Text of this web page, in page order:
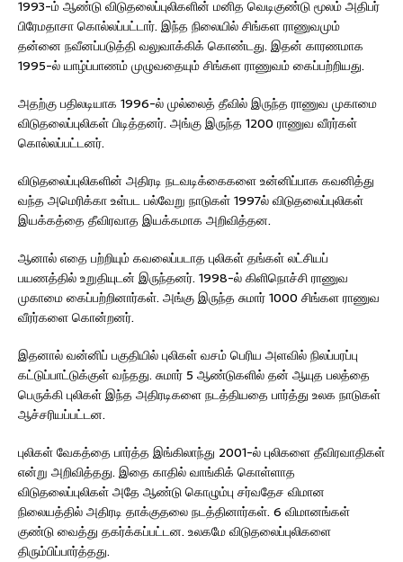
1993-ம் ஆண்டு விடுதலைப்புலிகளின் மனித வெடிகுண்டு மூலம் அதிபர்
பிரேமதாசா கொல்லப்பட்டார். இந்த நிலையில் சிங்கள ராணுவமும்
தன்னை நவீனப்படுத்தி வலுவாக்கிக் கொண்டது. இதன் காரணமாக
1995-ல் யாழ்ப்பாணம் முழுவதையும் சிங்கள ராணுவம் கைப்பற்றியது.
அதற்கு பதிலடியாக 1996-ல் முல்லைத் தீவில் இருந்த ராணுவ முகாமை
விடுதலைப்புலிகள் பிடித்தனர். அங்கு இருந்த 1200 ராணுவ வீரர்கள்
கொல்லப்பட்டனர்.
விடுதலைப்புலிகளின் அதிரடி நடவடிக்கைகளை உன்னிப்பாக கவனித்து
வந்த அமெரிக்கா உள்பட பல்வேறு நாடுகள் 1997ல் விடுதலைப்புலிகள்
இயக்கத்தை தீவிரவாத இயக்கமாக அறிவித்தன.
ஆனால் எதை பற்றியும் கவலைப்படாத புலிகள் தங்கள் லட்சியப்
பயணத்தில் உறுதியுடன் இருந்தனர். 1998-ல் கிளிநொச்சி ராணுவ
முகாமை கைப்பற்றினார்கள். அங்கு இருந்த சுமார் 1000 சிங்கள ராணுவ
வீரர்களை கொன்றனர்.
இதனால் வன்னிப் பகுதியில் புலிகள் வசம் பெரிய அளவில் நிலப்பரப்பு
கட்டுப்பாட்டுக்குள் வந்தது. சுமார் 5 ஆண்டுகளில் தன் ஆயுத பலத்தை
பெருக்கி புலிகள் இந்த அதிரடிகளை நடத்தியதை பார்த்து உலக நாடுகள்
ஆச்சரியப்பட்டன.
புலிகள் வேகத்தை பார்த்த இங்கிலாந்து 2001-ல் புலிகளை தீவிரவாதிகள்
என்று அறிவித்தது. இதை காதில் வாங்கிக் கொள்ளாத
விடுதலைப்புலிகள் அதே ஆண்டு கொழும்பு சர்வதேச விமான
நிலையத்தில் அதிரடி தாக்குதலை நடத்தினார்கள். 6 விமானங்கள்
குண்டு வைத்து தகர்க்கப்பட்டன. உலகமே விடுதலைப்புலிகளை
திரும்பிப்பார்த்தது.